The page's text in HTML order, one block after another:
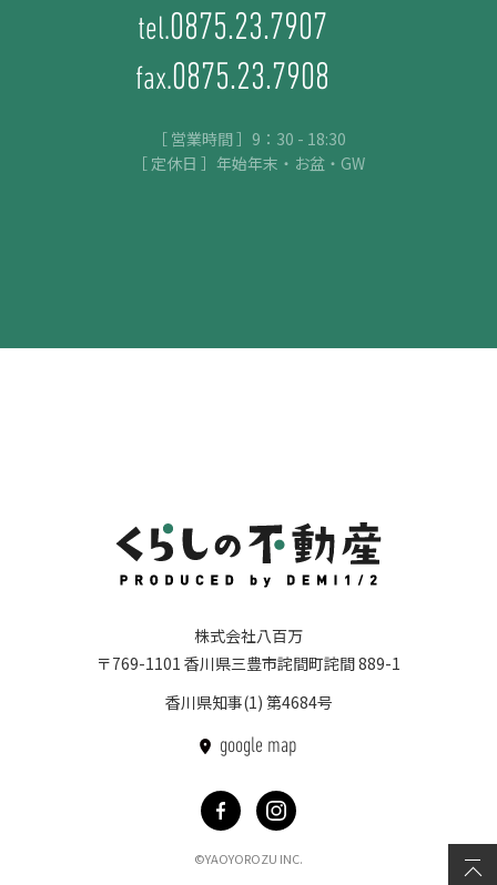
tel.0875.23.7907
fax.0875.23.7908
［ 営業時間 ］9：30 - 18:30
［ 定休日 ］年始年末・お盆・GW
株式会社八百万
〒769-1101 香川県三豊市詫間町詫間 889-1
香川県知事(1) 第4684号
google map
©YAOYOROZU INC.